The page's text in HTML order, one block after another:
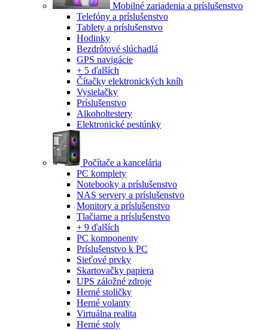
Mobilné zariadenia a príslušenstvo
Telefóny a príslušenstvo
Tablety a príslušenstvo
Hodinky
Bezdrôtové slúchadlá
GPS navigácie
+ 5 ďalších
Čítačky elektronických kníh
Vysielačky
Príslušenstvo
Alkoholtestery
Elektronické pestúnky
Počítače a kancelária
PC komplety
Notebooky a príslušenstvo
NAS servery a príslušenstvo
Monitory a príslušenstvo
Tlačiarne a príslušenstvo
+ 9 ďalších
PC komponenty
Príslušenstvo k PC
Sieťové prvky
Skartovačky papiera
UPS záložné zdroje
Herné stoličky
Herné volanty
Virtuálna realita
Herné stoly